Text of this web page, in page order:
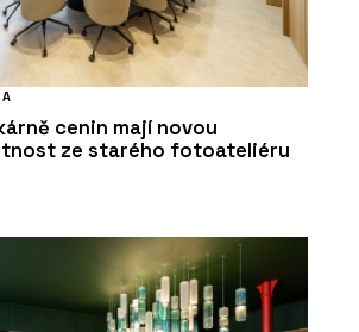
cenin mají novou
ze starého fotoateliéru